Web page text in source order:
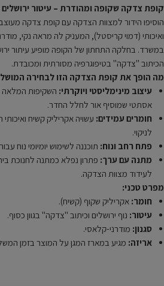
קופת צדקה שקופה ומהודרת – עיטור ירושלים
הוסיפו הידור למצוות הצדקה עם קופת צדקה
ואיכותי (דמוי קריסטל), המעניק לה מראה נקי,
במשרד. בחלקה התחתון של הקופה מופיע עיתור
הכיתוב "צדקה" בטיפוגרפיה מסורתית ומכובדת.
מה הופך את קופת הצדקה הזו לבחירה
עיצוב מינימליסטי ויוקרתי: השקיפות המלאה
אסתטי שמוסיף אור לחלל החדר.
חומרים עמידים: עשויה אקריליק קשיח
לניקוי.
פתח רחב ונוח: תוכננה לשימוש יומיומי נוח
מתנה עם ערך: פתרון נפלא כמתנה לחנוכת
לעידוד מצוות הצדקה.
מפרט טכני:
חומר: אקריליק שקוף (קשיח).
עיטור: נוף ירושלים וכיתוב "צדקה" בגוון כסוף.
סגנון: מודרני-קלאסי.
אריזה: מגיע במארז המגן על המוצר בזמן